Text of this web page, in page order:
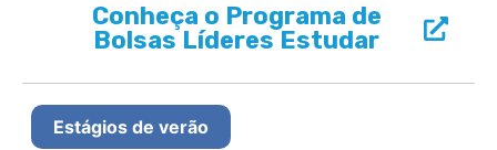
Conheça o Programa de
Bolsas Líderes Estudar
Estágios de verão